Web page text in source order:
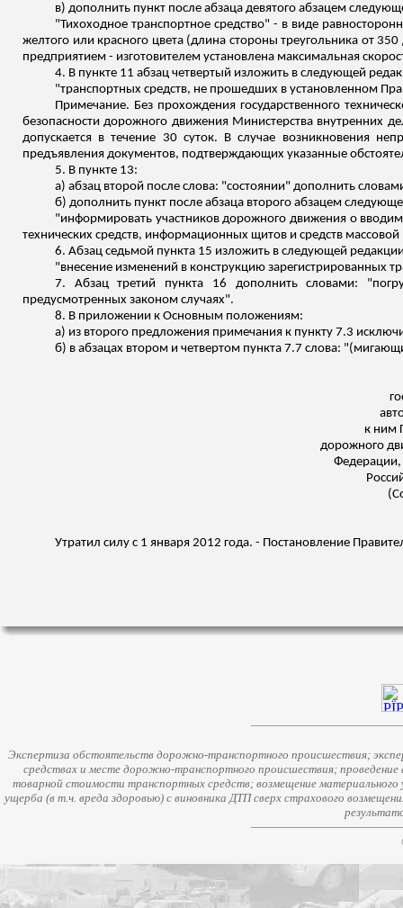
в) дополнить пункт после абзаца девятого абзацем
"Тихоходное транспортное средство" - в виде
желтого или красного цвета (длина стороны треугольника от
предприятием - изготовителем установлена максимальная
4. В пункте 11 абзац четвертый изложить в следующей
"транспортных средств, не прошедших в установленном
Примечание. Без прохождения государственного
безопасности дорожного движения Министерства внутренних
допускается в течение 30 суток. В случае возникновения
предъявления документов, подтверждающих указанные
5. В пункте 13:
а) абзац второй после слова: "состоянии" дополнить
б) дополнить пункт после абзаца второго абзацем
"информировать участников дорожного движения о
технических средств, информационных щитов и средств
6. Абзац седьмой пункта 15 изложить в следующей
"внесение изменений в конструкцию зарегистрированных
7. Абзац третий пункта 16 дополнить словами:
предусмотренных законом случаях".
8. В приложении к Основным положениям:
а) из второго предложения примечания к пункту 7.3
б) в абзацах втором и четвертом пункта 7.7 слова:
к ним
дорожного
Федерации,
Утратил силу с 1 января 2012 года. - Постановление
Экспертиза обстоятельств дорожно-транспортного происшествия;
средствах и месте дорожно-транспортного происшествия;
товарной стоимости транспортных средств; возмещение
ущерба (в т.ч. вреда здоровью) с виновника ДТП сверх страхового